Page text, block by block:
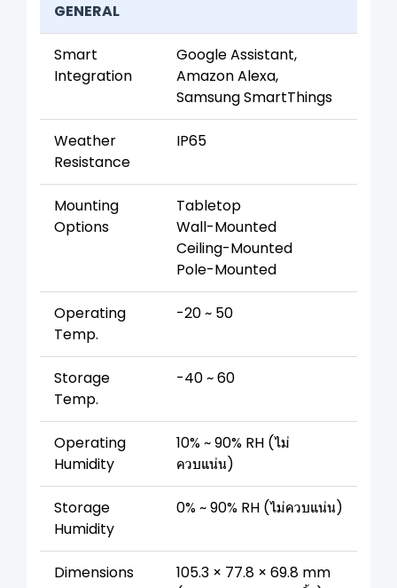
GENERAL
Smart
Integration
Google Assistant,
Amazon Alexa,
Samsung SmartThings
Weather
Resistance
IP65
Mounting
Options
Tabletop
Wall-Mounted
Ceiling-Mounted
Pole-Mounted
Operating
Temp.
-20 ~ 50
Storage
Temp.
-40 ~ 60
Operating
Humidity
10% ~ 90% RH (ไม่
ควบแน่น)
Storage
Humidity
0% ~ 90% RH (ไม่ควบแน่น)
Dimensions
105.3 × 77.8 × 69.8 mm